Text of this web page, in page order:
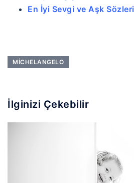
En İyi Sevgi ve Aşk Sözleri
MICHELANGELO
İlginizi Çekebilir